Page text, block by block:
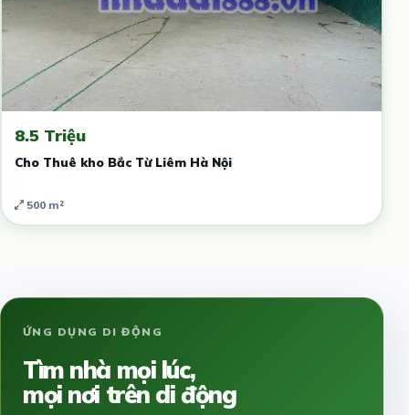
8.5 Triệu
Cho Thuê kho Bắc Từ Liêm Hà Nội
500 m²
ỨNG DỤNG DI ĐỘNG
Tìm nhà mọi lúc,
mọi nơi trên di động